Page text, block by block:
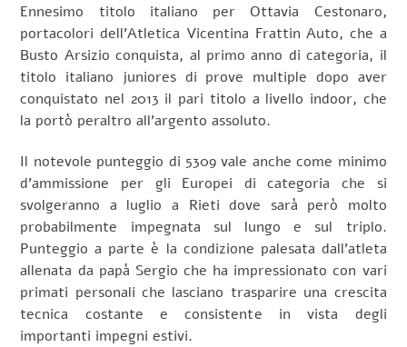
Ennesimo titolo italiano per Ottavia Cestonaro,
portacolori dell’Atletica Vicentina Frattin Auto, che a
Busto Arsizio conquista, al primo anno di categoria, il
titolo italiano juniores di prove multiple dopo aver
conquistato nel 2013 il pari titolo a livello indoor, che
la portò peraltro all’argento assoluto.
Il notevole punteggio di 5309 vale anche come minimo
d’ammissione per gli Europei di categoria che si
svolgeranno a luglio a Rieti dove sarà però molto
probabilmente impegnata sul lungo e sul triplo.
Punteggio a parte è la condizione palesata dall’atleta
allenata da papà Sergio che ha impressionato con vari
primati personali che lasciano trasparire una crescita
tecnica costante e consistente in vista degli
importanti impegni estivi.